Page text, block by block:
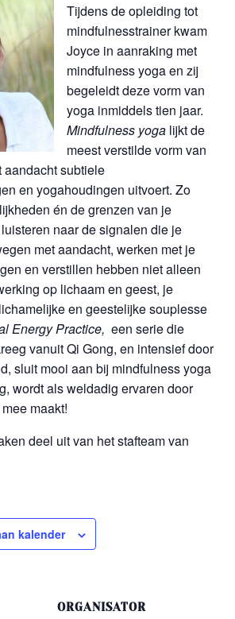
Tijdens de opleiding tot
mindfulnesstrainer kwam
Joyce in aanraking met
mindfulness yoga en zij
begeleidt deze vorm van
yoga inmiddels tien jaar.
Mindfulness yoga lijkt de
meest verstilde vorm van
subtiele
en yogahoudingen uitvoert. Zo
én de grenzen van je
naar de signalen die je
met aandacht, werken met je
en verstillen hebben niet alleen
op lichaam en geest, je
en geestelijke souplesse
Energy Practice, een serie die
vanuit Qi Gong, en intensief door
sluit mooi aan bij mindfulness yoga
wordt als weldadig ervaren door
maakt!
deel uit van het stafteam van
kalender
ORGANISATOR